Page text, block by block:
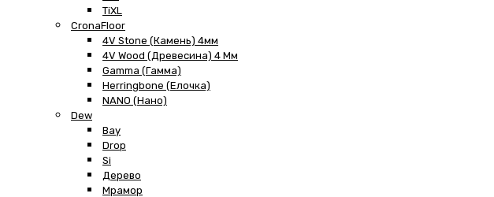
TiXL
CronaFloor
4V Stone (Камень) 4мм
4V Wood (Древесина) 4 Мм
Gamma (Гамма)
Herringbone (Елочка)
NANO (Нано)
Dew
Bay
Drop
Si
Дерево
Мрамор